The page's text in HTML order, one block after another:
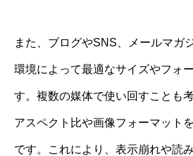
また、ブログやSNS、メールマガ
環境によって最適なサイズやフォ
す。複数の媒体で使い回すことも
アスペクト比や画像フォーマット
です。これにより、表示崩れや読